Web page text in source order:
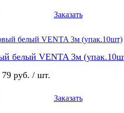
Заказать
белый VENTA 3м
79 руб. / шт.
Заказать